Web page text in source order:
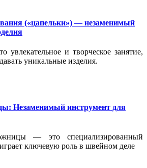
(«цапельки») — незаменимый
и творческое занятие,
уникальные изделия.
Незаменимый инструмент для
— это специализированный
ключевую роль в швейном деле